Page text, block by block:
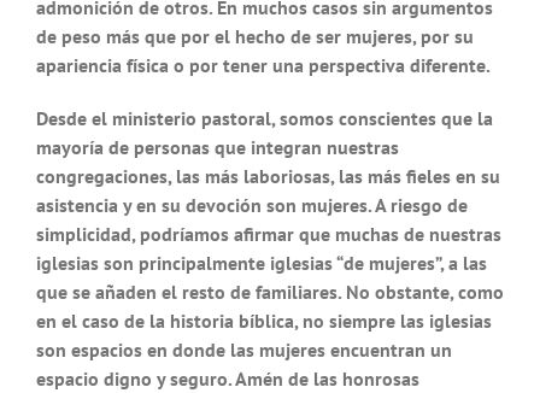
admonición de otros. En muchos casos sin argumentos
de peso más que por el hecho de ser mujeres, por su
apariencia física o por tener una perspectiva diferente.
Desde el ministerio pastoral, somos conscientes que la
mayoría de personas que integran nuestras
congregaciones, las más laboriosas, las más fieles en su
asistencia y en su devoción son mujeres. A riesgo de
simplicidad, podríamos afirmar que muchas de nuestras
iglesias son principalmente iglesias “de mujeres”, a las
que se añaden el resto de familiares. No obstante, como
en el caso de la historia bíblica, no siempre las iglesias
son espacios en donde las mujeres encuentran un
espacio digno y seguro. Amén de las honrosas